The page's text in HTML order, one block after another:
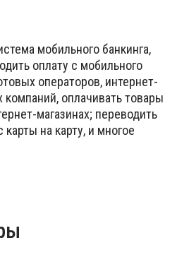
мобильного банкинга,
оплату с мобильного
операторов, интернет-
компаний, оплачивать товары
магазинах; переводить
на карту, и многое